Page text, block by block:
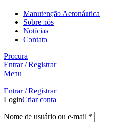
Manutenção Aeronáutica
Sobre nós
Notícias
Contato
Procura
Entrar / Registrar
Menu
Entrar / Registrar
LoginCriar conta
Nome de usuário ou e-mail *